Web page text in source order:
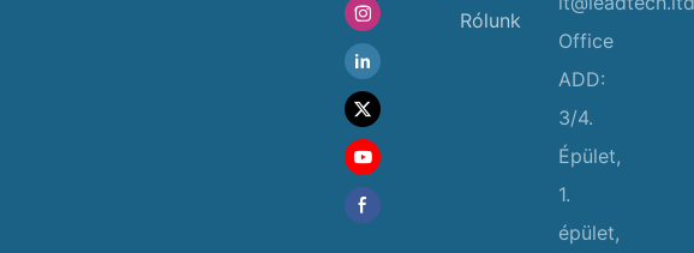
Rólunk
Office
ADD:
3/4.
Épület,
1.
épület,